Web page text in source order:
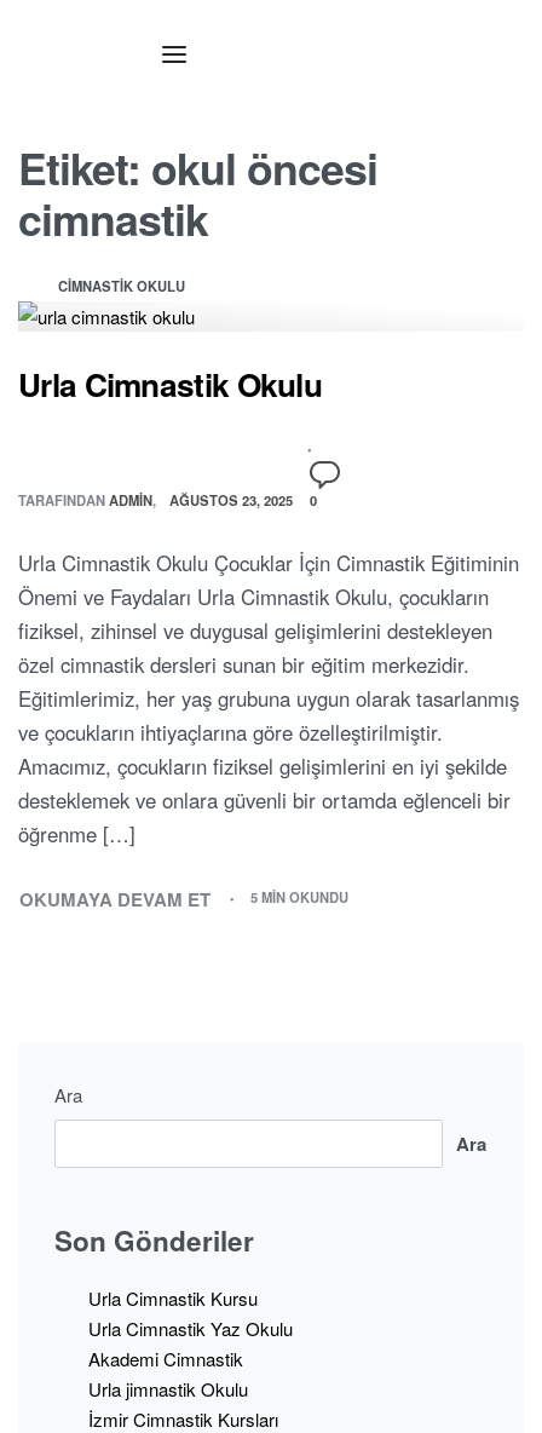
Etiket: okul öncesi
cimnastik
CIMNASTIK OKULU
Urla Cimnastik Okulu
TARAFINDANADMIN AĞUSTOS 23, 2025 0
Urla Cimnastik Okulu Çocuklar İçin Cimnastik Eğitiminin
Önemi ve Faydaları Urla Cimnastik Okulu, çocukların
fiziksel, zihinsel ve duygusal gelişimlerini destekleyen
özel cimnastik dersleri sunan bir eğitim merkezidir.
Eğitimlerimiz, her yaş grubuna uygun olarak tasarlanmış
ve çocukların ihtiyaçlarına göre özelleştirilmiştir.
Amacımız, çocukların fiziksel gelişimlerini en iyi şekilde
desteklemek ve onlara güvenli bir ortamda eğlenceli bir
öğrenme […]
OKUMAYA DEVAM ET 5 MIN OKUNDU
Ara
Ara
Son Gönderiler
Urla Cimnastik Kursu
Urla Cimnastik Yaz Okulu
Akademi Cimnastik
Urla jimnastik Okulu
İzmir Cimnastik Kursları